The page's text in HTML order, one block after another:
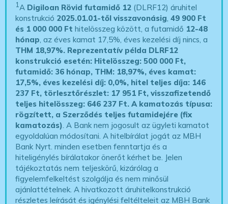
1A Digiloan Rövid futamidő 12 (DLRF12) áruhitel
konstrukció 2025.01.01-től visszavonásig,49 900 Ft
és 1 000 000 Ft hitelösszeg között, a futamidő 12-48
hónap, az éves kamat 17,5%, éves kezelési díj nincs, a
THM 18,97%. Reprezentatív példa DLRF12
konstrukció esetén: Hitelösszeg: 500 000 Ft,
futamidő: 36 hónap, THM: 18,97%, éves kamat:
17,5%, éves kezelési díj: 0,0%, hitel teljes díja: 146
237 Ft, törlesztőrészlet: 17 951 Ft, visszafizetendő
teljes hitelösszeg: 646 237 Ft.A kamatozás típusa:
rögzített, a Szerződés teljes futamidejére (fix
kamatozás). A Bank nem jogosult az ügyleti kamatot
egyoldalúan módosítani. A hitelbírálat jogát az MBH
Bank Nyrt. minden esetben fenntartja és a
hiteligénylés bírálatakor önerőt kérhet be. Jelen
tájékoztatás nem teljeskörű, kizárólag a
figyelemfelkeltést szolgálja és nem minősül
ajánlattételnek. A hivatkozott áruhitelkonstrukció
részletes leírását és igénylési feltélteleit az MBH Bank